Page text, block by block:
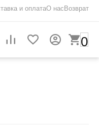
и оплатаО насВозврат
0